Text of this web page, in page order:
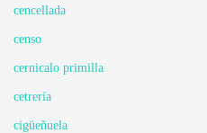
cencellada
censo
cernicalo primilla
cetrería
cigüeñuela